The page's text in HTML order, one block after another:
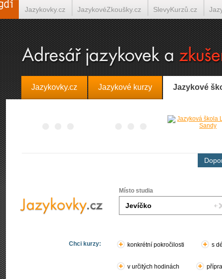
Jazykovky.cz Jazykové kurzy Jazykové
Místo studia
Chci kurzy: konkrétní pokročilosti s
v určitých hodinách
Jazykovky.cz JazykovéZkoušky.cz SlevyKurzů.cz
Španělština on-line Italština on-line Tlumočení-